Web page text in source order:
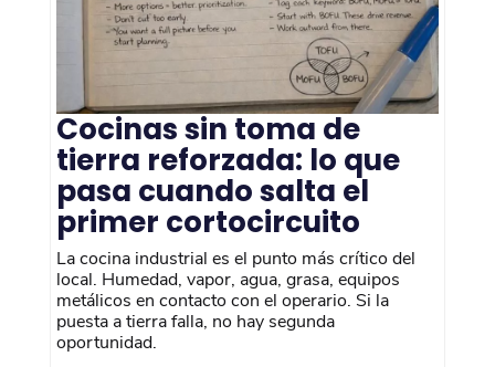
Cocinas sin toma de
tierra reforzada: lo que
pasa cuando salta el
primer cortocircuito
La cocina industrial es el punto más crítico del
local. Humedad, vapor, agua, grasa, equipos
metálicos en contacto con el operario. Si la
puesta a tierra falla, no hay segunda
oportunidad.